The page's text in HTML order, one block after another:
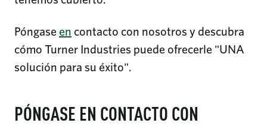
Póngase en contacto con nosotros y descubra
cómo Turner Industries puede ofrecerle "UNA
solución para su éxito".
PÓNGASE EN CONTACTO CON